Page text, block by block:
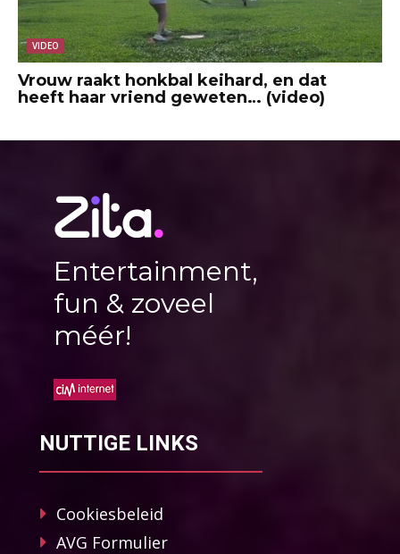
VIDEO
Vrouw raakt honkbal keihard, en dat
heeft haar vriend geweten… (video)
Entertainment,
fun & zoveel
méér!
NUTTIGE LINKS
Cookiesbeleid
AVG Formulier